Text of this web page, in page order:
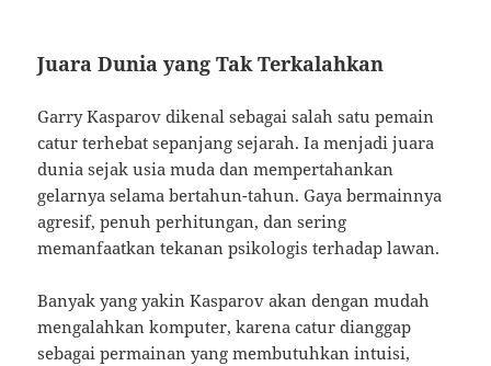
Juara Dunia yang Tak Terkalahkan
Garry Kasparov dikenal sebagai salah satu pemain
catur terhebat sepanjang sejarah. Ia menjadi juara
dunia sejak usia muda dan mempertahankan
gelarnya selama bertahun-tahun. Gaya bermainnya
agresif, penuh perhitungan, dan sering
memanfaatkan tekanan psikologis terhadap lawan.
Banyak yang yakin Kasparov akan dengan mudah
mengalahkan komputer, karena catur dianggap
sebagai permainan yang membutuhkan intuisi,